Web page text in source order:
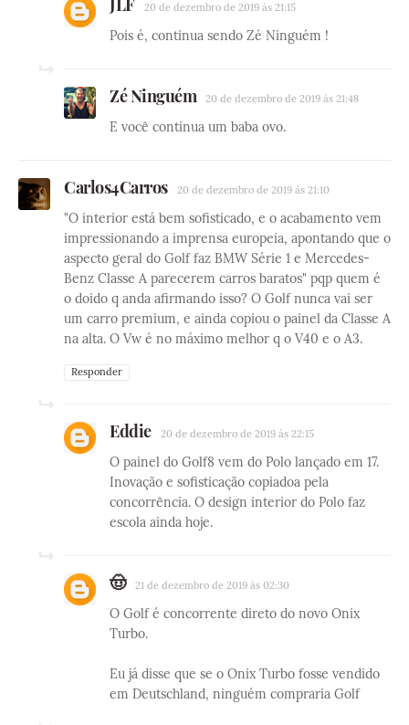
20 de dezembro de 2019 às 21:15
Pois é, continua sendo Zé Ninguém !
Zé Ninguém 20 de dezembro de 2019 às 21:48
E você continua um baba ovo.
Carlos4Carros 20 de dezembro de 2019 às 21:10
"O interior está bem sofisticado, e o acabamento vem
impressionando a imprensa europeia, apontando que o
aspecto geral do Golf faz BMW Série 1 e Mercedes-
Benz Classe A parecerem carros baratos" pqp quem é
o doido q anda afirmando isso? O Golf nunca vai ser
um carro premium, e ainda copiou o painel da Classe A
na alta. O Vw é no máximo melhor q o V40 e o A3.
Responder
Eddie 20 de dezembro de 2019 às 22:15
O painel do Golf8 vem do Polo lançado em 17.
Inovação e sofisticação copiadoa pela
concorrência. O design interior do Polo faz
escola ainda hoje.
🤠 21 de dezembro de 2019 às 02:30
O Golf é concorrente direto do novo Onix
Turbo.
Eu já disse que se o Onix Turbo fosse vendido
em Deutschland, ninguém compraria Golf